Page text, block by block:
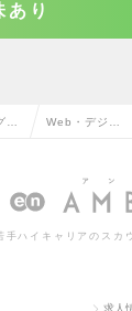
あり
・ Web・デジタ
ング
手ハイキャリアのスカ
求人